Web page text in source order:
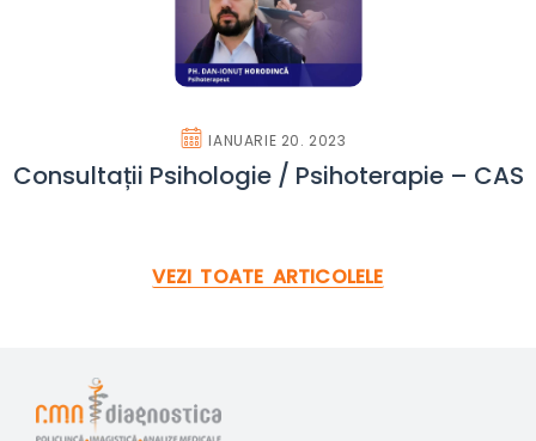
IANUARIE 20. 2023
Consultații Psihologie / Psihoterapie – CAS
VEZI TOATE ARTICOLELE